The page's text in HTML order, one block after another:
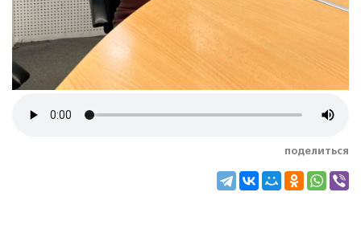
поделиться